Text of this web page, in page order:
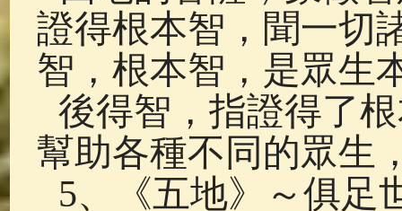
證得根本智，聞一切
智，根本智，是眾生
後得智，指證得了
幫助各種不同的眾生
5、《五地》～俱足